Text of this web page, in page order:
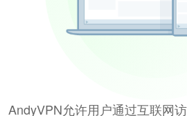
AndyVPN允许用户通过互联网